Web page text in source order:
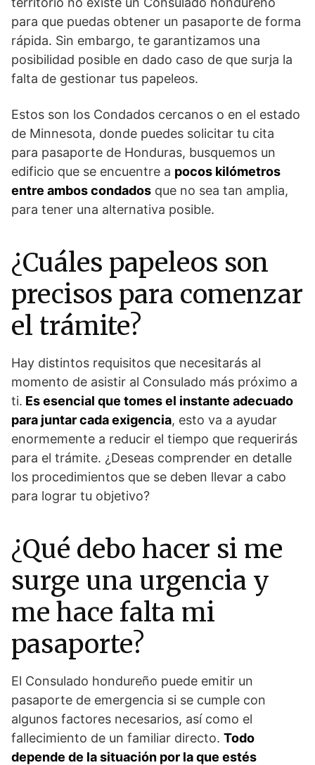
para que puedas obtener un pasaporte de forma
rápida. Sin embargo, te garantizamos una
posibilidad posible en dado caso de que surja la
falta de gestionar tus papeleos.
Estos son los Condados cercanos o en el estado
de Minnesota, donde puedes solicitar tu cita
para pasaporte de Honduras, busquemos un
edificio que se encuentre a pocos kilómetros
entre ambos condados que no sea tan amplia,
para tener una alternativa posible.
¿Cuáles papeleos son
precisos para comenzar
el trámite?
Hay distintos requisitos que necesitarás al
momento de asistir al Consulado más próximo a
ti. Es esencial que tomes el instante adecuado
para juntar cada exigencia, esto va a ayudar
enormemente a reducir el tiempo que requerirás
para el trámite. ¿Deseas comprender en detalle
los procedimientos que se deben llevar a cabo
para lograr tu objetivo?
¿Qué debo hacer si me
surge una urgencia y
me hace falta mi
pasaporte?
El Consulado hondureño puede emitir un
pasaporte de emergencia si se cumple con
algunos factores necesarios, así como el
fallecimiento de un familiar directo. Todo
depende de la situación por la que estés